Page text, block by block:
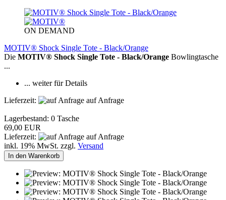
ON DEMAND
MOTIV® Shock Single Tote - Black/Orange
Die MOTIV® Shock Single Tote - Black/Orange Bowlingtasche
...
... weiter für Details
Lieferzeit:
auf Anfrage
Lagerbestand: 0 Tasche
69,00 EUR
Lieferzeit:
auf Anfrage
inkl. 19% MwSt. zzgl. Versand
In den Warenkorb